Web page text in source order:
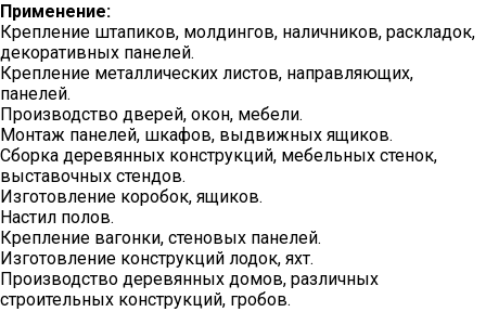
Применение:
Крепление штапиков, молдингов, наличников, раскладок,
декоративных панелей.
Крепление металлических листов, направляющих,
панелей.
Производство дверей, окон, мебели.
Монтаж панелей, шкафов, выдвижных ящиков.
Сборка деревянных конструкций, мебельных стенок,
выставочных стендов.
Изготовление коробок, ящиков.
Настил полов.
Крепление вагонки, стеновых панелей.
Изготовление конструкций лодок, яхт.
Производство деревянных домов, различных
строительных конструкций, гробов.